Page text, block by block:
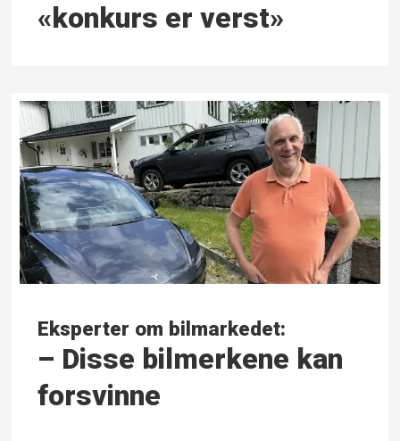
«konkurs er verst»
Eksperter om bilmarkedet:
– Disse bilmerkene kan
forsvinne